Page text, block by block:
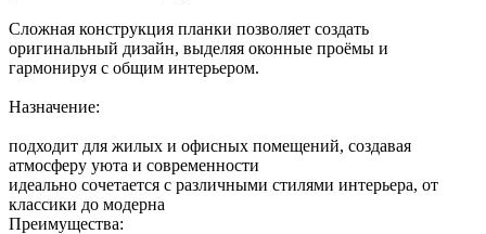
Сложная конструкция планки позволяет создать
оригинальный дизайн, выделяя оконные проёмы и
гармонируя с общим интерьером.
Назначение:
подходит для жилых и офисных помещений, создавая
атмосферу уюта и современности
идеально сочетается с различными стилями интерьера, от
классики до модерна
Преимущества: